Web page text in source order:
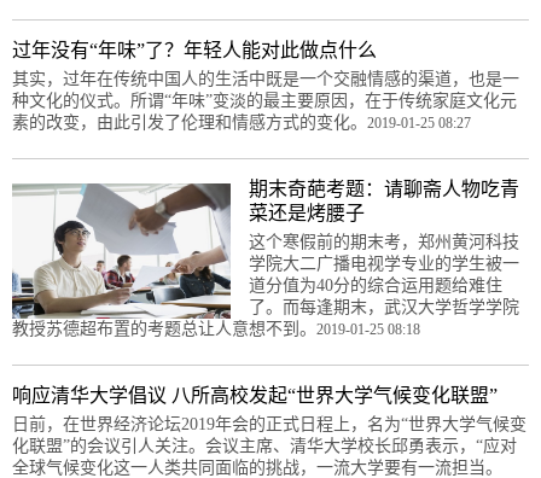
过年没有“年味”了？年轻人能对此做点什么
其实，过年在传统中国人的生活中既是一个交融情感的渠道，也是一
种文化的仪式。所谓“年味”变淡的最主要原因，在于传统家庭文化元
素的改变，由此引发了伦理和情感方式的变化。 2019-01-25 08:27
期末奇葩考题：请聊斋人物吃青
菜还是烤腰子
这个寒假前的期末考，郑州黄河科技
学院大二广播电视学专业的学生被一
道分值为40分的综合运用题给难住
了。而每逢期末，武汉大学哲学学院
教授苏德超布置的考题总让人意想不到。 2019-01-25 08:18
响应清华大学倡议 八所高校发起“世界大学气候变化联盟”
日前，在世界经济论坛2019年会的正式日程上，名为“世界大学气候变
化联盟”的会议引人关注。会议主席、清华大学校长邱勇表示，“应对
全球气候变化这一人类共同面临的挑战，一流大学要有一流担当。